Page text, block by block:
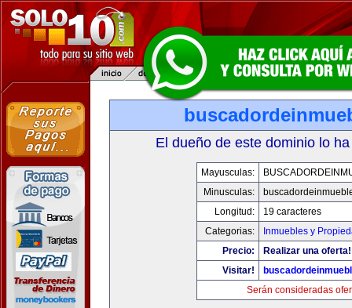
El dueño de este dominio lo
Mayusculas:
Minusculas:
Longitud:
19 caracteres
Categorias:
Inmuebles y
Precio:
Realizar una oferta!
Visitar!
Serán consideradas